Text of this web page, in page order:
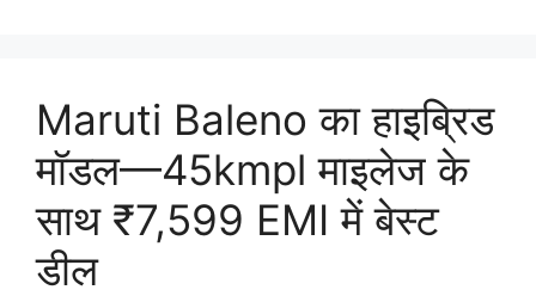
Maruti Baleno का हाइब्रिड
मॉडल—45kmpl माइलेज के
साथ ₹7,599 EMI में बेस्ट
डील